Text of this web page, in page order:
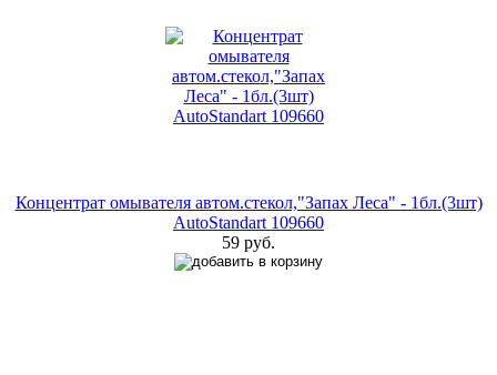
Концентрат омывателя автом.стекол,"Запах Леса" - 1бл.(3шт)
AutoStandart 109660
59 руб.